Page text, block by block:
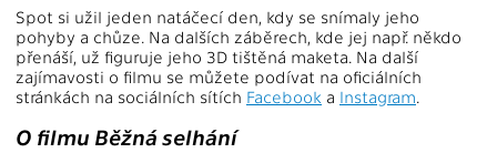
Spot si užil jeden natáčecí den, kdy se snímaly jeho
pohyby a chůze. Na dalších záběrech, kde jej např. někdo
přenáší, už figuruje jeho 3D tištěná maketa. Na další
zajímavosti o filmu se můžete podívat na oficiálních
stránkách na sociálních sítích Facebook a Instagram.
O filmu Běžná selhání